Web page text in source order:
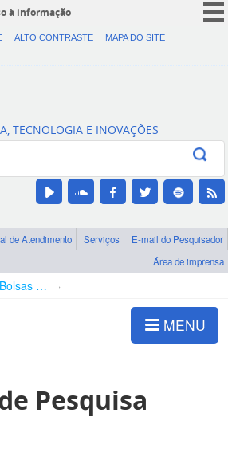
à informação
CORONAVÍRUS (COVID-19)
Canais
ALTO CONTRASTE MAPA DO SITE
TECNOLOGIA E INOVAÇÕES
de Atendimento Serviços
E-mail do Pesquisador
Área de imprensa
Bolsas e Auxílios Vigentes
MENU
Pesquisa